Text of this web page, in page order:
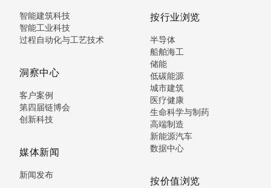
智能建筑科技
智能工业科技
过程自动化与工艺技术
洞察中心
客户案例
第四届链博会
创新科技
媒体新闻
新闻发布
按行业浏览
半导体
船舶海工
储能
低碳能源
城市建筑
医疗健康
生命科学与制药
高端制造
新能源汽车
数据中心
按价值浏览